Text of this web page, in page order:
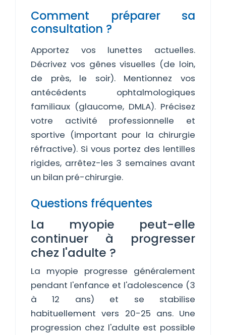
Comment préparer sa
consultation ?
Apportez vos lunettes actuelles.
Décrivez vos gênes visuelles (de loin,
de près, le soir). Mentionnez vos
antécédents ophtalmologiques
familiaux (glaucome, DMLA). Précisez
votre activité professionnelle et
sportive (important pour la chirurgie
réfractive). Si vous portez des lentilles
rigides, arrêtez-les 3 semaines avant
un bilan pré-chirurgie.
Questions fréquentes
La myopie peut-elle
continuer à progresser
chez l'adulte ?
La myopie progresse généralement
pendant l'enfance et l'adolescence (3
à 12 ans) et se stabilise
habituellement vers 20-25 ans. Une
progression chez l'adulte est possible